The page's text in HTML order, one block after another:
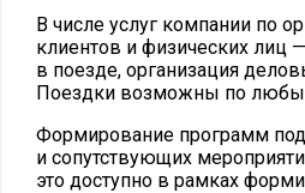
В числе услуг компании по
клиентов и физических лиц
в поезде, организация
Поездки возможны по
Формирование программ
и сопутствующих
это доступно в рамках